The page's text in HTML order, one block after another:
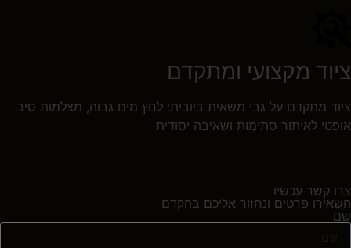
ציוד מקצועי ומתקדם
ציוד מתקדם על גבי משאית ביובית: לחץ מים גבוה, מצלמות סיב
אופטי לאיתור סתימות ושאיבה יסודית
צרו קשר עכשיו
השאירו פרטים ונחזור אליכם בהקדם
שם